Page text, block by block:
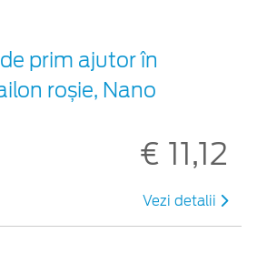
prim ajutor în
roșie, Nano
€ 11,12
Vezi detalii